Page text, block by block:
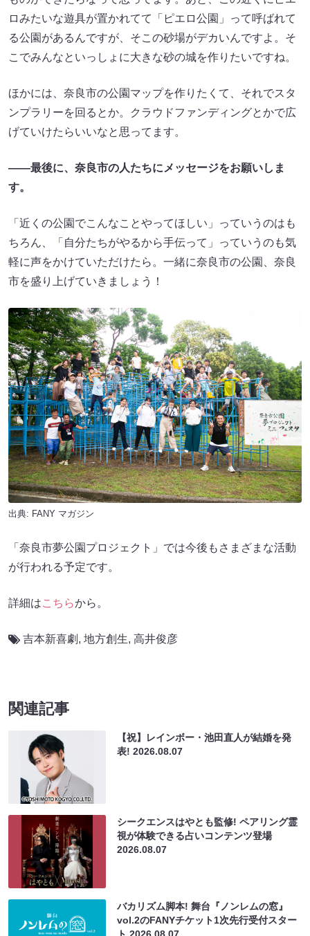
ロみたいな遊具が置かれてて「ピエロ公園」って呼ばれて
る公園があるんですが、そこの砂場がデカいんですよ。そ
こでみんなといっしょに大きな砂の城を作りたいですね。
ほかには、奈良市の公園マップを作りたくて、それでスタ
ンプラリーを回るとか。クラウドファンディングとかで広
げていけたらいいなと思ってます。
——最後に、奈良市の人たちにメッセージをお願いしま
す。
「近くの公園でこんなことやってほしい」っていうのはも
ちろん、「自分たちがやるから手伝って」っていうのも気
軽に声をかけていただけたら。一緒に奈良市の公園、奈良
市を盛り上げていきましょう！
出典: FANY マガジン
「奈良市夢公園プロジェクト」では今後もさまざまな活動
が行われる予定です。
詳細はこちらから。
吉本新喜劇 , 地方創生, 高井俊彦
関連記事
【祝】レインボー・池田直人が結婚を発
表!2026.08.07
シークエンスはやとも監修! ペアリング霊
視が体験できる占いコンテンツ登場
2026.08.07
バカリズム脚本! 舞台『ノンレムの窓』
vol.2のFANYチケット1次先行受付スター